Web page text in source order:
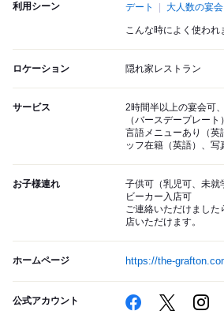
利用シーン デート 大人数の宴会
こんな時によく使われ
ロケーション 隠れ家レストラン
サービス
2時間半以上の宴会可
（バースデープレー
言語メニューあり（英
ッフ在籍（英語）、写
お子様連れ
子供可（乳児可、未就
ビーカー入店可
ご連絡いただけました
店いただけます。
ホームページ https://the-
公式アカウント